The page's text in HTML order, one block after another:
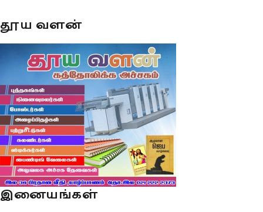
தூய வளன்
இனையங்கள்